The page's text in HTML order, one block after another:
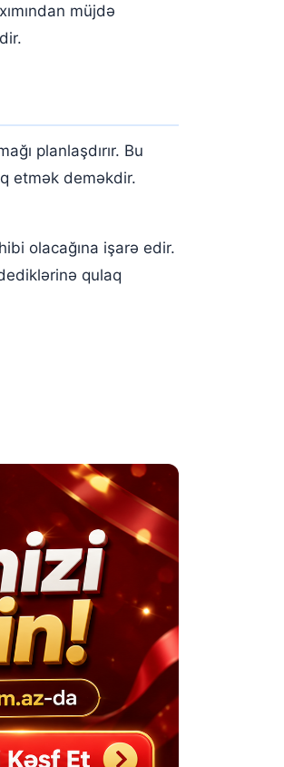
müjdə
planlaşdırır. Bu
etmək deməkdir.
olacağına işarə edir.
qulaq